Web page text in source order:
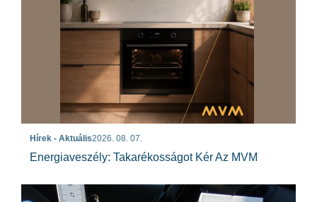
Hírek - Aktuális2026. 08. 07.
Energiaveszély: Takarékosságot Kér Az MVM